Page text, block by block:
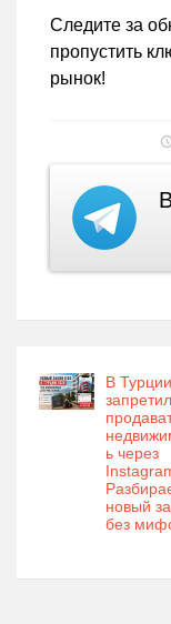
Следите за
пропустить
рынок!
В Турции
ь через
новый
без